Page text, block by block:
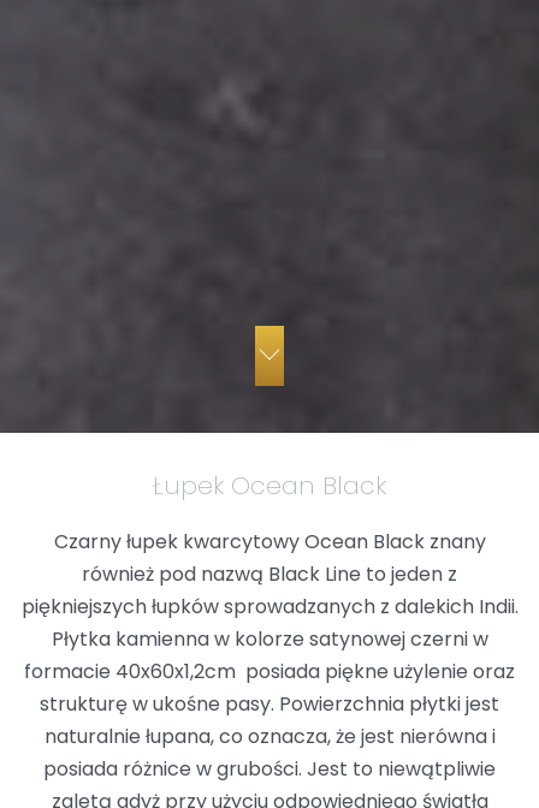
Łupek Ocean Black
Czarny łupek kwarcytowy Ocean Black znany
również pod nazwą Black Line to jeden z
piękniejszych łupków sprowadzanych z dalekich Indii.
Płytka kamienna w kolorze satynowej czerni w
formacie 40x60x1,2cm posiada piękne użylenie oraz
strukturę w ukośne pasy. Powierzchnia płytki jest
naturalnie łupana, co oznacza, że jest nierówna i
posiada różnice w grubości. Jest to niewątpliwie
zaletą gdyż przy użyciu odpowiedniego światła